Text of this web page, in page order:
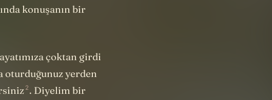
konuşanın bir
çoktan girdi
oturduğunuz yerden
2. Diyelim bir